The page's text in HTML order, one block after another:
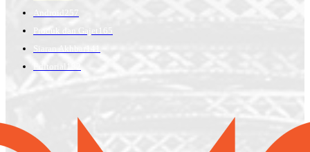
Android
257
Produk dan Gajet
165
Siaran Akhbar